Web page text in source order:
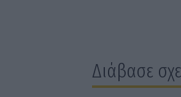
Διάβασε